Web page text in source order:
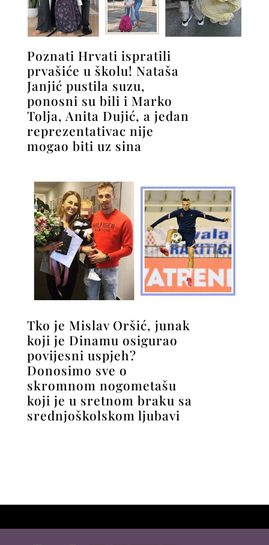
Poznati Hrvati ispratili
prvašiće u školu! Nataša
Janjić pustila suzu,
ponosni su bili i Marko
Tolja, Anita Dujić, a jedan
reprezentativac nije
mogao biti uz sina
Tko je Mislav Oršić, junak
koji je Dinamu osigurao
povijesni uspjeh?
Donosimo sve o
skromnom nogometašu
koji je u sretnom braku sa
srednjoškolskom ljubavi